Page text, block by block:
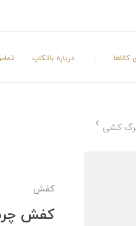
درباره باتکاپ
کشی
کفش
کفش